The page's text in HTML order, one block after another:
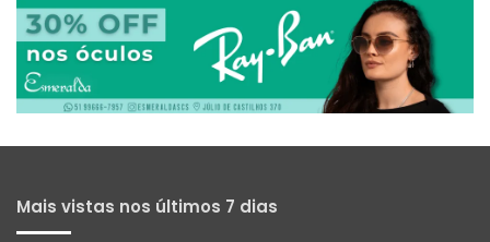
Mais vistas nos últimos 7 dias